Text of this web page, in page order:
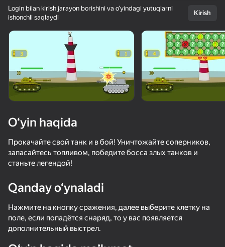
Qurilmani aylantiring
O‘yinlar faqat gorizontal
oriyentatsiyasida ishlaydi
OʻYNASH
Login bilan kirish jarayon borishini va o‘yindagi yutuqlarni
ishonchli saqlaydi
Kirish
O‘yin haqida
Прокачайте свой танк и в бой! Уничтожайте соперников,
запасайтесь топливом, победите босса злых танков и
станьте легендой!
Qanday o‘ynaladi
Нажмите на кнопку сражения, далее выберите клетку на
поле, если попадётся снаряд, то у вас появляется
дополнительный выстрел.